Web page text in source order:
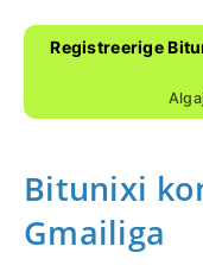
Registreerige
Bitunixi
Gmailiga